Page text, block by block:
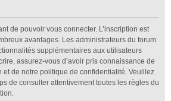
de pouvoir vous connecter. L’inscription est
avantages. Les administrateurs du forum
supplémentaires aux utilisateurs
assurez-vous d’avoir pris connaissance de
et de notre politique de confidentialité. Veuillez
de consulter attentivement toutes les règles du